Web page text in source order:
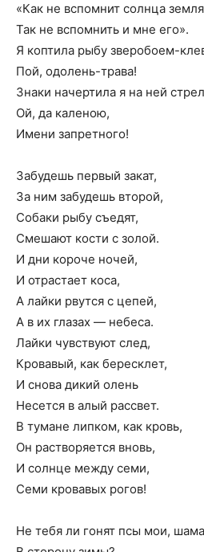
«Как не вспомнит солнца
Так не вспомнить и мне его».
Я коптила рыбу зверобоем-
Пой, одолень-трава!
Знаки начертила я на ней
Ой, да каленою,
Имени запретного!
Забудешь первый закат,
За ним забудешь второй,
Собаки рыбу съедят,
Смешают кости с золой.
И дни короче ночей,
И отрастает коса,
А лайки рвутся с цепей,
А в их глазах — небеса.
Лайки чувствуют след,
Кровавый, как бересклет,
И снова дикий олень
Несется в алый рассвет.
В тумане липком, как кровь,
Он растворяется вновь,
И солнце между семи,
Семи кровавых рогов!
Не тебя ли гонят псы мои,